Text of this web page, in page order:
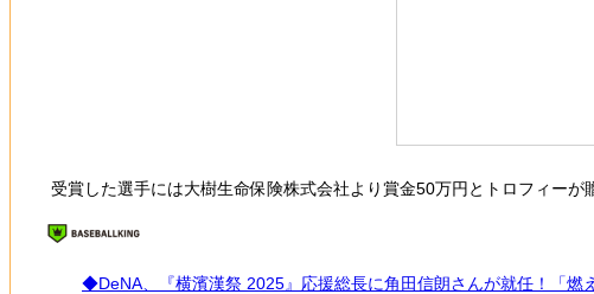
受賞した選手には大樹生命保険株式会社より賞金50万円とトロフィーが
◆DeNA、『横濱漢祭 2025』応援総長に角田信朗さんが就任！「燃